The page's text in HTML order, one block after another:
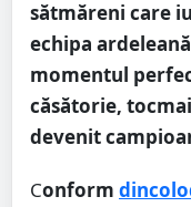
sătmăreni care
echipa
momentul
căsătorie,
devenit
Conform